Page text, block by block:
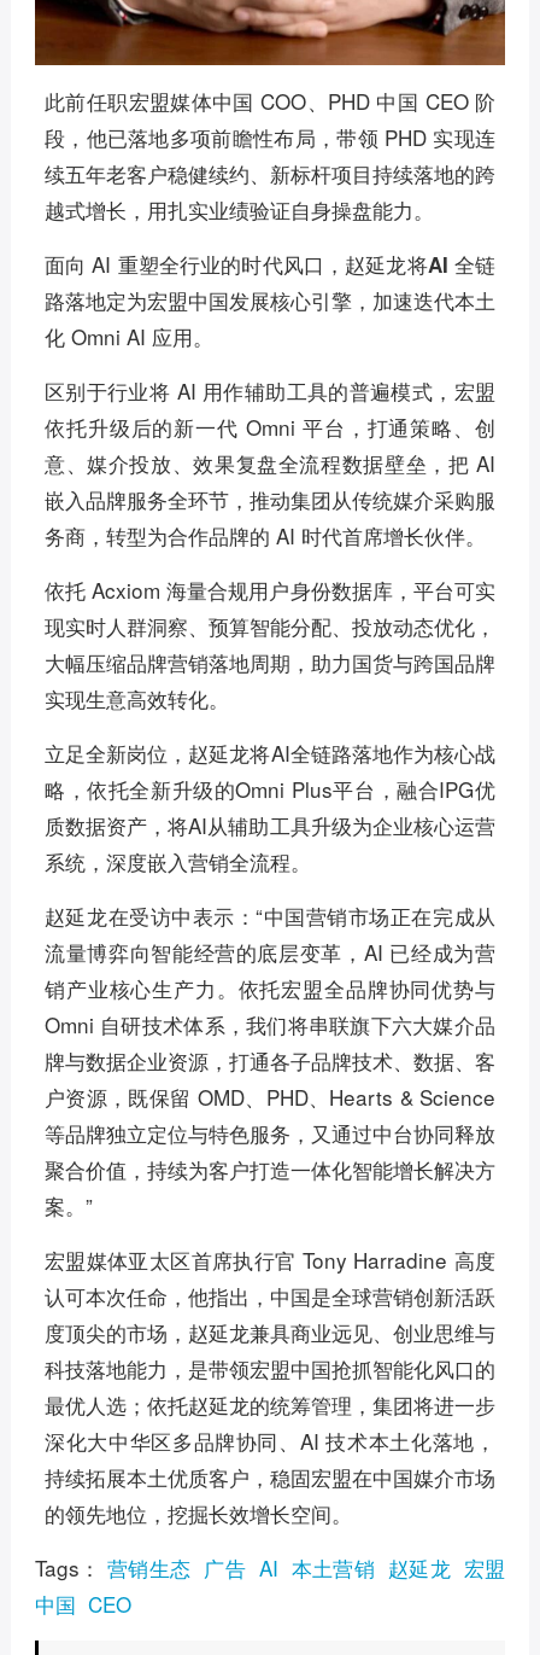
此前任职宏盟媒体中国 COO、PHD 中国 CEO 阶
段，他已落地多项前瞻性布局，带领 PHD 实现连
续五年老客户稳健续约、新标杆项目持续落地的跨
越式增长，用扎实业绩验证自身操盘能力。
面向 AI 重塑全行业的时代风口，赵延龙将AI 全链
路落地定为宏盟中国发展核心引擎，加速迭代本土
化 Omni AI 应用。
区别于行业将 AI 用作辅助工具的普遍模式，宏盟
依托升级后的新一代 Omni 平台，打通策略、创
意、媒介投放、效果复盘全流程数据壁垒，把 AI
嵌入品牌服务全环节，推动集团从传统媒介采购服
务商，转型为合作品牌的 AI 时代首席增长伙伴。
依托 Acxiom 海量合规用户身份数据库，平台可实
现实时人群洞察、预算智能分配、投放动态优化，
大幅压缩品牌营销落地周期，助力国货与跨国品牌
实现生意高效转化。
立足全新岗位，赵延龙将AI全链路落地作为核心战
略，依托全新升级的Omni Plus平台，融合IPG优
质数据资产，将AI从辅助工具升级为企业核心运营
系统，深度嵌入营销全流程。
赵延龙在受访中表示：“中国营销市场正在完成从
流量博弈向智能经营的底层变革，AI 已经成为营
销产业核心生产力。依托宏盟全品牌协同优势与
Omni 自研技术体系，我们将串联旗下六大媒介品
牌与数据企业资源，打通各子品牌技术、数据、客
户资源，既保留 OMD、PHD、Hearts & Science
等品牌独立定位与特色服务，又通过中台协同释放
聚合价值，持续为客户打造一体化智能增长解决方
案。”
宏盟媒体亚太区首席执行官 Tony Harradine 高度
认可本次任命，他指出，中国是全球营销创新活跃
度顶尖的市场，赵延龙兼具商业远见、创业思维与
科技落地能力，是带领宏盟中国抢抓智能化风口的
最优人选；依托赵延龙的统筹管理，集团将进一步
深化大中华区多品牌协同、AI 技术本土化落地，
持续拓展本土优质客户，稳固宏盟在中国媒介市场
的领先地位，挖掘长效增长空间。
Tags：营销生态 广告 AI 本土营销 赵延龙 宏盟
中国 CEO